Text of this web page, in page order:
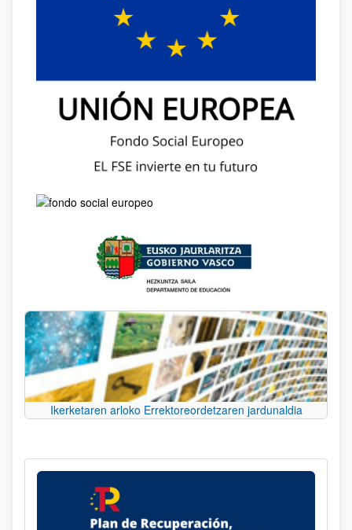
Ikerketaren arloko Errektoreordetzaren jardunaldia